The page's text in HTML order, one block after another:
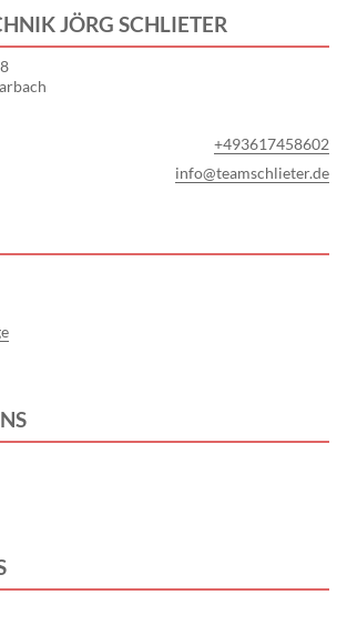
JÖRG SCHLIETER
+493617458602
info@teamschlieter.de